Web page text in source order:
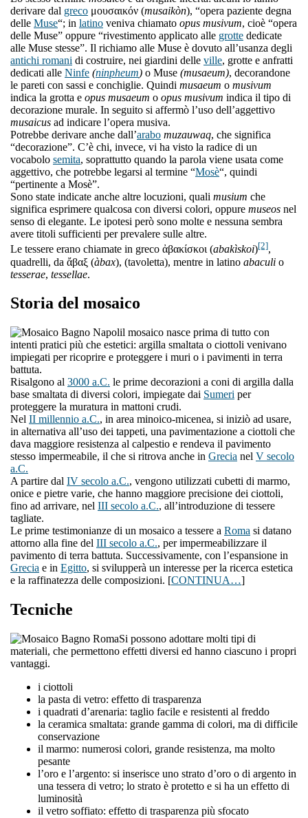
derivare dal greco μουσαικόν (musaikòn), “opera paziente degna
delle Muse“; in latino veniva chiamato opus musivum, cioè “opera
delle Muse” oppure “rivestimento applicato alle grotte dedicate
alle Muse stesse”. Il richiamo alle Muse è dovuto all’usanza degli
antichi romani di costruire, nei giardini delle ville, grotte e anfratti
dedicati alle Ninfe (ninpheum) o Muse (musaeum), decorandone
le pareti con sassi e conchiglie. Quindi musaeum o musivum
indica la grotta e opus musaeum o opus musivum indica il tipo di
decorazione murale. In seguito si affermò l’uso dell’aggettivo
musaicus ad indicare l’opera musiva.
Potrebbe derivare anche dall’arabo muzauwaq, che significa
“decorazione”. C’è chi, invece, vi ha visto la radice di un
vocabolo semita, soprattutto quando la parola viene usata come
aggettivo, che potrebbe legarsi al termine “Mosè“, quindi
“pertinente a Mosè”.
Sono state indicate anche altre locuzioni, quali musium che
significa esprimere qualcosa con diversi colori, oppure museos nel
senso di elegante. Le ipotesi però sono molte e nessuna sembra
avere titoli sufficienti per prevalere sulle altre.
Le tessere erano chiamate in greco ἀβακίσκοι (abakìskoi)[2],
quadrelli, da ἄβαξ (àbax), (tavoletta), mentre in latino abaculi o
tesserae, tessellae.
Storia del mosaico
l mosaico nasce prima di tutto con
intenti pratici più che estetici: argilla smaltata o ciottoli venivano
impiegati per ricoprire e proteggere i muri o i pavimenti in terra
battuta.
Risalgono al 3000 a.C. le prime decorazioni a coni di argilla dalla
base smaltata di diversi colori, impiegate dai Sumeri per
proteggere la muratura in mattoni crudi.
Nel II millennio a.C., in area minoico-micenea, si iniziò ad usare,
in alternativa all’uso dei tappeti, una pavimentazione a ciottoli che
dava maggiore resistenza al calpestio e rendeva il pavimento
stesso impermeabile, il che si ritrova anche in Grecia nel V secolo
a.C.
A partire dal IV secolo a.C., vengono utilizzati cubetti di marmo,
onice e pietre varie, che hanno maggiore precisione dei ciottoli,
fino ad arrivare, nel III secolo a.C., all’introduzione di tessere
tagliate.
Le prime testimonianze di un mosaico a tessere a Roma si datano
attorno alla fine del III secolo a.C., per impermeabilizzare il
pavimento di terra battuta. Successivamente, con l’espansione in
Grecia e in Egitto, si svilupperà un interesse per la ricerca estetica
e la raffinatezza delle composizioni. [CONTINUA…]
Tecniche
Si possono adottare molti tipi di
materiali, che permettono effetti diversi ed hanno ciascuno i propri
vantaggi.
i ciottoli
la pasta di vetro: effetto di trasparenza
i quadrati d’arenaria: taglio facile e resistenti al freddo
la ceramica smaltata: grande gamma di colori, ma di difficile
conservazione
il marmo: numerosi colori, grande resistenza, ma molto
pesante
l’oro e l’argento: si inserisce uno strato d’oro o di argento in
una tessera di vetro; lo strato è protetto e si ha un effetto di
luminosità
il vetro soffiato: effetto di trasparenza più sfocato